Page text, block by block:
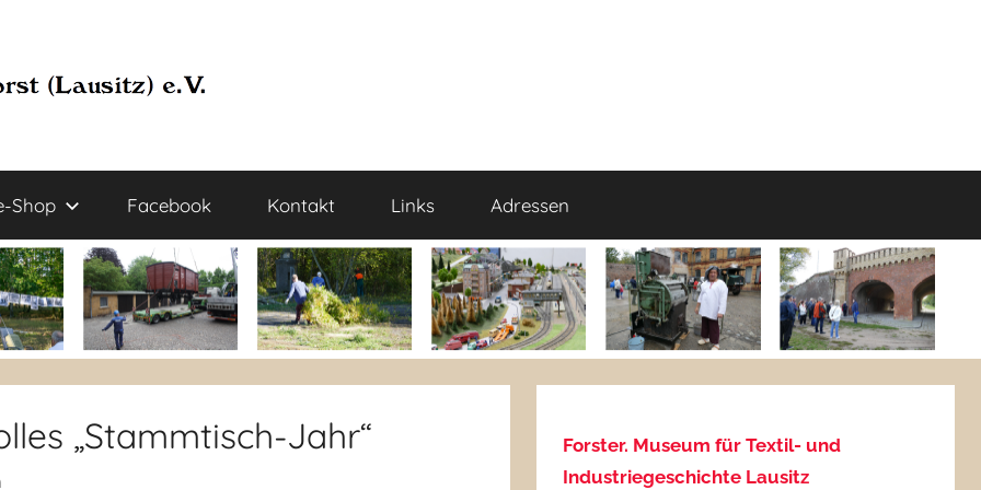
Shop Facebook Kontakt Links Adressen
„Stammtisch-Jahr“
Forster. Museum für Textil- und
Industriegeschichte Lausitz